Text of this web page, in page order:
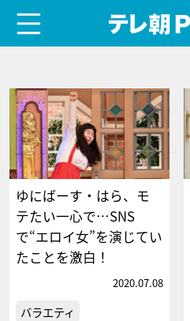
ゆにばーす・はら、モ
テたい一心で…SNS
で“エロイ女”を演じてい
たことを激白！
2020.07.08
バラエティ